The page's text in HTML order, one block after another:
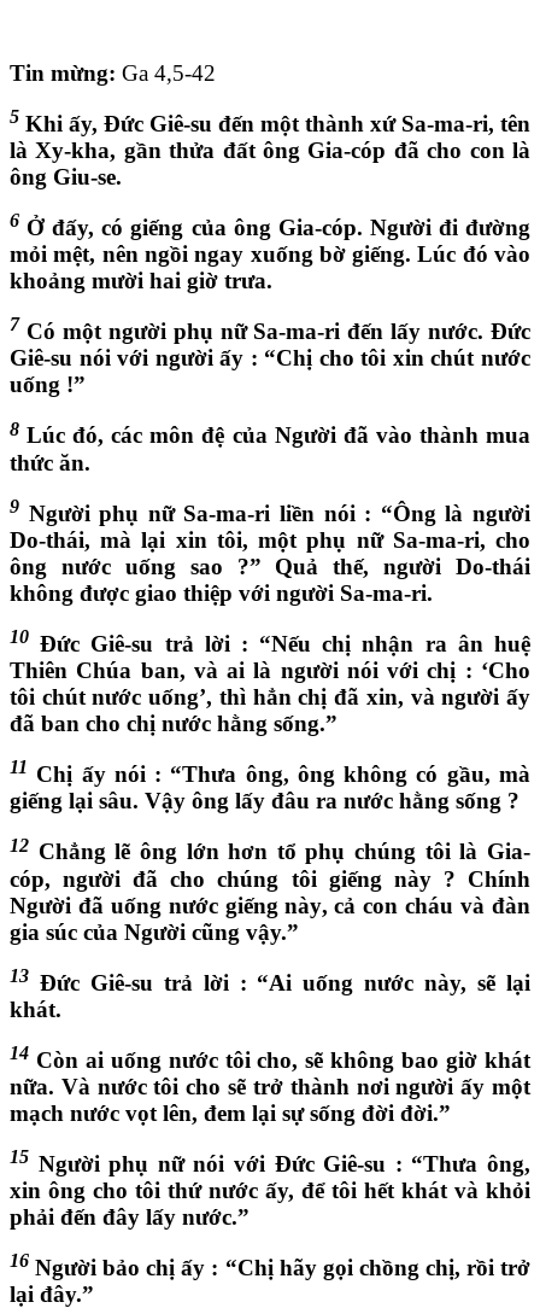
Tin mừng: Ga 4,5-42
5 Khi ấy, Đức Giê-su đến một thành xứ Sa-ma-ri, tên
là Xy-kha, gần thửa đất ông Gia-cóp đã cho con là
ông Giu-se.
6 Ở đấy, có giếng của ông Gia-cóp. Người đi đường
mỏi mệt, nên ngồi ngay xuống bờ giếng. Lúc đó vào
khoảng mười hai giờ trưa.
7 Có một người phụ nữ Sa-ma-ri đến lấy nước. Đức
Giê-su nói với người ấy : “Chị cho tôi xin chút nước
uống !”
8 Lúc đó, các môn đệ của Người đã vào thành mua
thức ăn.
9 Người phụ nữ Sa-ma-ri liền nói : “Ông là người
Do-thái, mà lại xin tôi, một phụ nữ Sa-ma-ri, cho
ông nước uống sao ?” Quả thế, người Do-thái
không được giao thiệp với người Sa-ma-ri.
10 Đức Giê-su trả lời : “Nếu chị nhận ra ân huệ
Thiên Chúa ban, và ai là người nói với chị : ‘Cho
tôi chút nước uống’, thì hẳn chị đã xin, và người ấy
đã ban cho chị nước hằng sống.”
11 Chị ấy nói : “Thưa ông, ông không có gầu, mà
giếng lại sâu. Vậy ông lấy đâu ra nước hằng sống ?
12 Chẳng lẽ ông lớn hơn tổ phụ chúng tôi là Gia-
cóp, người đã cho chúng tôi giếng này ? Chính
Người đã uống nước giếng này, cả con cháu và đàn
gia súc của Người cũng vậy.”
13 Đức Giê-su trả lời : “Ai uống nước này, sẽ lại
khát.
14 Còn ai uống nước tôi cho, sẽ không bao giờ khát
nữa. Và nước tôi cho sẽ trở thành nơi người ấy một
mạch nước vọt lên, đem lại sự sống đời đời.”
15 Người phụ nữ nói với Đức Giê-su : “Thưa ông,
xin ông cho tôi thứ nước ấy, để tôi hết khát và khỏi
phải đến đây lấy nước.”
16 Người bảo chị ấy : “Chị hãy gọi chồng chị, rồi trở
lại đây.”